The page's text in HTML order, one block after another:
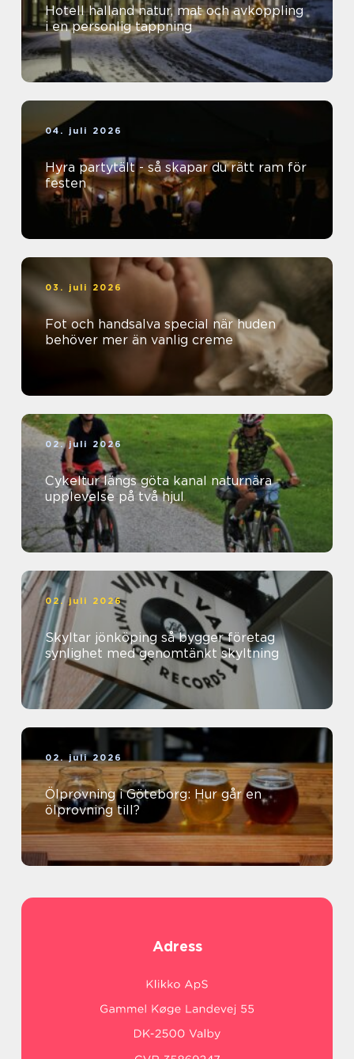
Hotell halland natur, mat och avkoppling
i en personlig tappning
04. juli 2026
Hyra partytält - så skapar du rätt ram för
festen
03. juli 2026
Fot och handsalva special när huden
behöver mer än vanlig creme
02. juli 2026
Cykeltur längs göta kanal naturnära
upplevelse på två hjul
02. juli 2026
Skyltar jönköping så bygger företag
synlighet med genomtänkt skyltning
02. juli 2026
Ölprovning i Göteborg: Hur går en
ölprovning till?
Adress